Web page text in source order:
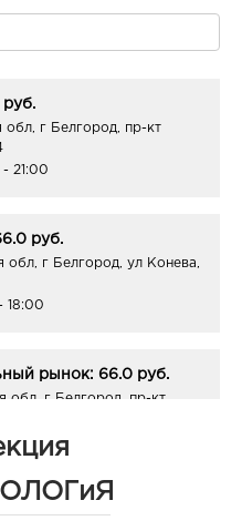
руб.
обл, г Белгород, пр-кт
21:00
руб.
г Белгород, ул Конева,
18:00
рынок: 66.0 руб.
обл, г Белгород, пр-кт
21:00